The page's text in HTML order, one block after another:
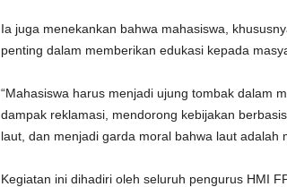
Ia juga menekankan bahwa mahasiswa,
penting dalam memberikan edukasi kepada
“Mahasiswa harus menjadi ujung tombak dalam
dampak reklamasi, mendorong kebijakan
laut, dan menjadi garda moral bahwa laut adalah
Kegiatan ini dihadiri oleh seluruh pengurus HMI